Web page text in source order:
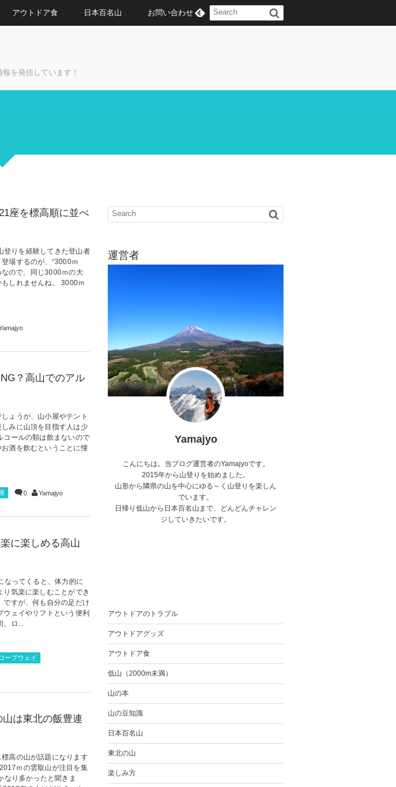
アウトドア食 日本百名山 お問い合わせ
を発信しています！
座を標高順に並べ
登りを経験してきた登山者
場するのが、“3000ｍ
ので、同じ3000ｍの大
しれませんね。 3000ｍ
？高山でのアル
ょうが、山小屋やテント
みに山頂を目指す人は少
コールの類は飲まないので
酒を飲むということに憧
0 Yamajyo
に楽しめる高山
なってくると、体力的に
り気楽に楽しむことができ
ですが、何も自分の足だけ
ェイやリフトという便利
、ロ...
ロープウェイ
は東北の飯豊連
高の山が話題になります
ｍの雲取山が注目を集
なり多かったと聞きま
運営者
Yamajyo
こんにちは。当ブログ運営者のYamajyoです。
2015年から山登りを始めました。
山形から隣県の山を中心にゆる～く山登りを楽しん
でいます。
日帰り低山から日本百名山まで、どんどんチャレン
ジしていきたいです。
アウトドアのトラブル
アウトドアグッズ
アウトドア食
低山（2000m未満）
山の本
山の豆知識
日本百名山
東北の山
楽しみ方